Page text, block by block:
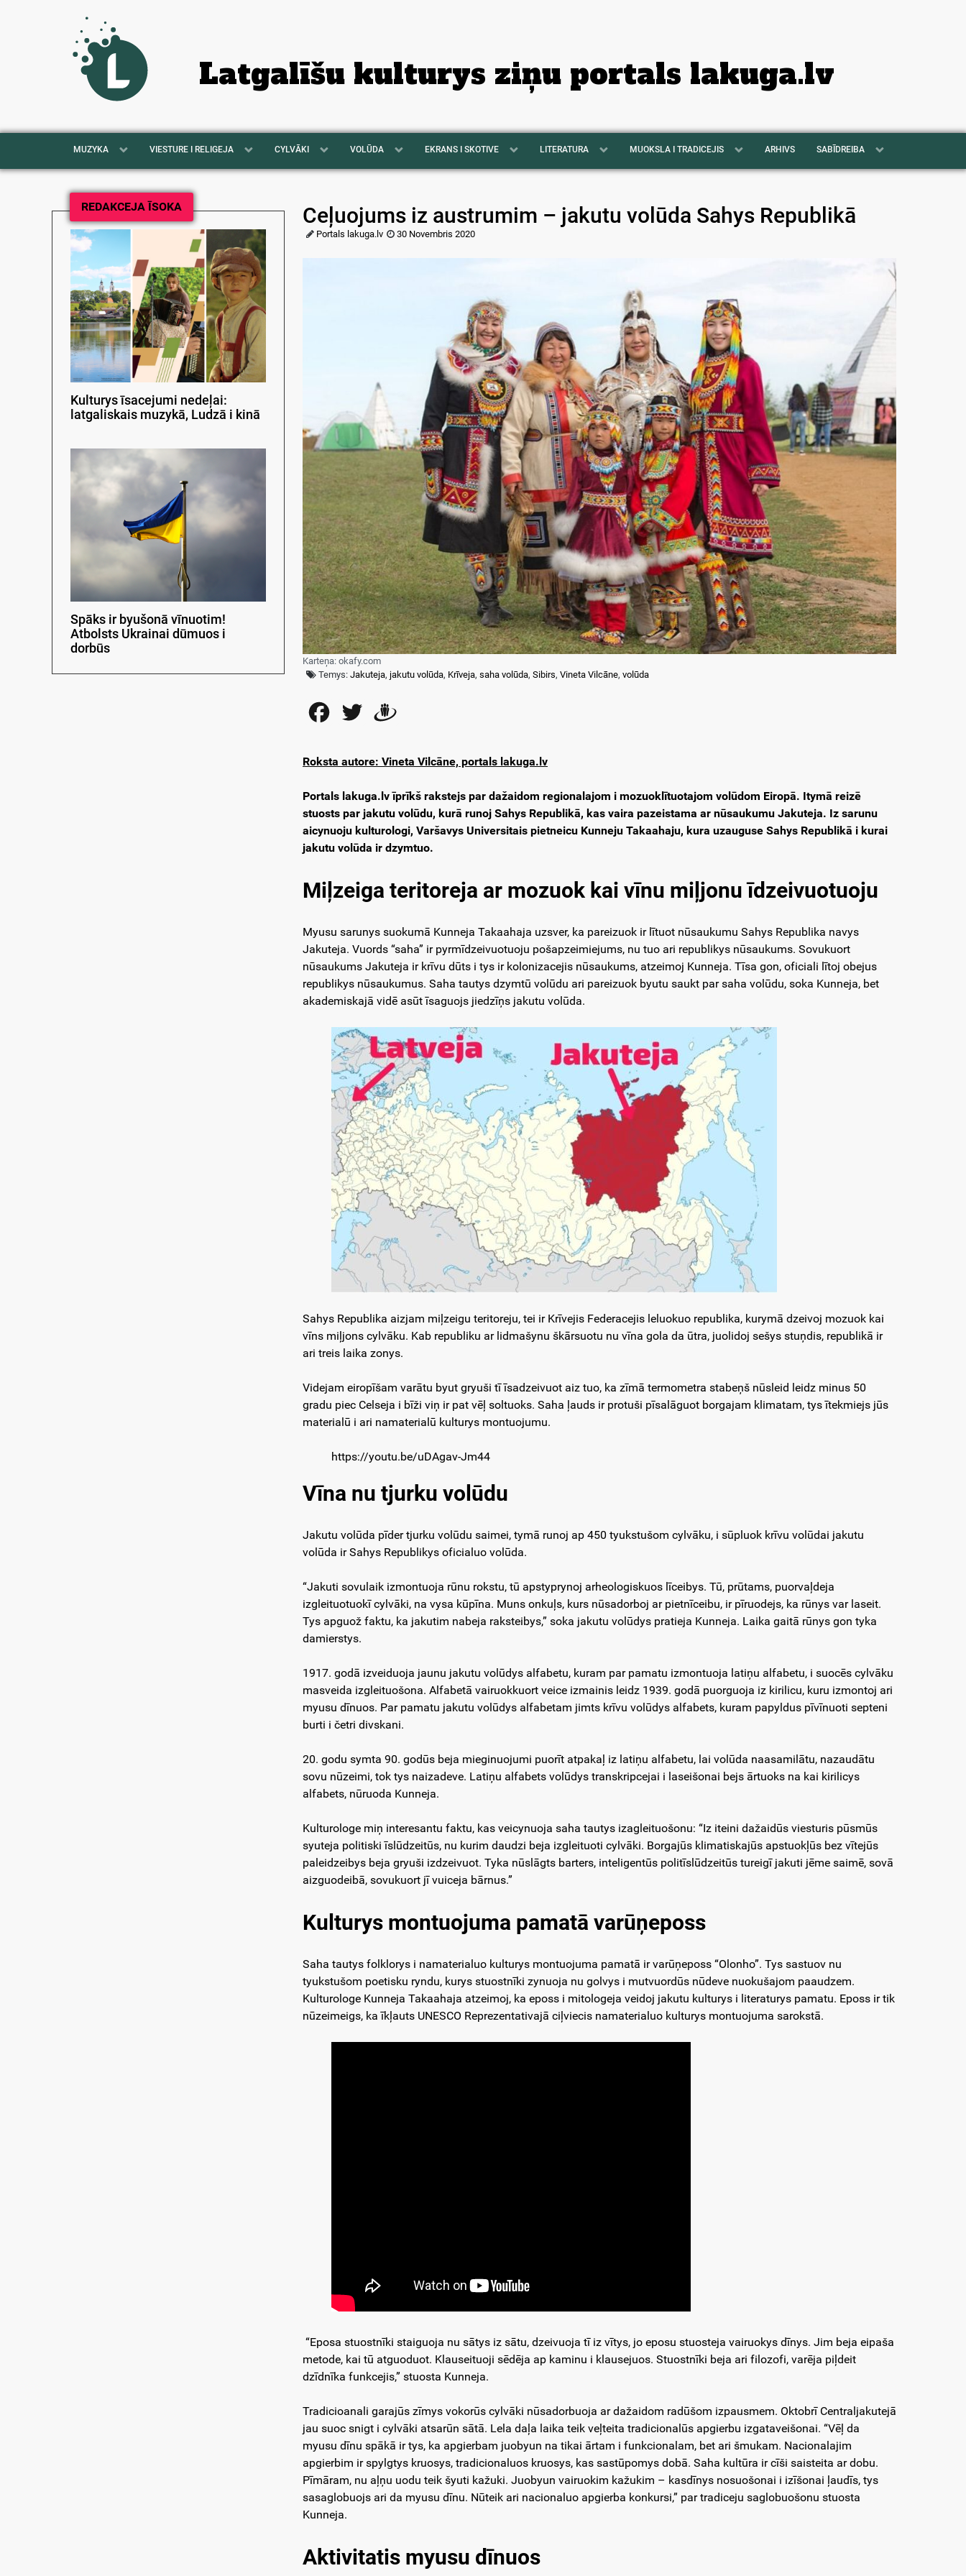
Latgalīšu kulturys ziņu portals lakuga.lv
MUZYKA VIESTURE I RELIGEJA CYLVĀKI VOLŪDA EKRANS I SKOTIVE LITERATURA MUOKSLA I TRADICEJIS ARHIVS SABĪDREIBA
REDAKCEJA ĪSOKA
Kulturys īsacejumi nedeļai:
latgaliskais muzykā, Ludzā i kinā
Spāks ir byušonā vīnuotim!
Atbolsts Ukrainai dūmuos i
dorbūs
Ceļuojums iz austrumim – jakutu volūda Sahys Republikā
Portals lakuga.lv 30 Novembris 2020
Karteņa: okafy.com
Temys: Jakuteja, jakutu volūda, Krīveja, saha volūda, Sibirs, Vineta Vilcāne, volūda
FacebookTwitter
Roksta autore: Vineta Vilcāne, portals lakuga.lv
Portals lakuga.lv īprīkš rakstejs par dažaidom regionalajom i mozuoklītuotajom volūdom Eiropā. Itymā reizē
stuosts par jakutu volūdu, kurā runoj Sahys Republikā, kas vaira pazeistama ar nūsaukumu Jakuteja. Iz sarunu
aicynuoju kulturologi, Varšavys Universitais pietneicu Kunneju Takaahaju, kura uzauguse Sahys Republikā i kurai
jakutu volūda ir dzymtuo.
Miļzeiga teritoreja ar mozuok kai vīnu miļjonu īdzeivuotuoju
Myusu sarunys suokumā Kunneja Takaahaja uzsver, ka pareizuok ir lītuot nūsaukumu Sahys Republika navys
Jakuteja. Vuords “saha” ir pyrmīdzeivuotuoju pošapzeimiejums, nu tuo ari republikys nūsaukums. Sovukuort
nūsaukums Jakuteja ir krīvu dūts i tys ir kolonizacejis nūsaukums, atzeimoj Kunneja. Tīsa gon, oficiali lītoj obejus
republikys nūsaukumus. Saha tautys dzymtū volūdu ari pareizuok byutu saukt par saha volūdu, soka Kunneja, bet
akademiskajā vidē asūt īsaguojs jiedzīņs jakutu volūda.
Sahys Republika aizjam miļzeigu teritoreju, tei ir Krīvejis Federacejis leluokuo republika, kurymā dzeivoj mozuok kai
vīns miļjons cylvāku. Kab republiku ar lidmašynu škārsuotu nu vīna gola da ūtra, juolidoj sešys stuņdis, republikā ir
ari treis laika zonys.
Videjam eiropīšam varātu byut gryuši tī īsadzeivuot aiz tuo, ka zīmā termometra stabeņš nūsleid leidz minus 50
gradu piec Celseja i bīži viņ ir pat vēļ soltuoks. Saha ļauds ir protuši pīsalāguot borgajam klimatam, tys ītekmiejs jūs
materialū i ari namaterialū kulturys montuojumu.
https://youtu.be/uDAgav-Jm44
Vīna nu tjurku volūdu
Jakutu volūda pīder tjurku volūdu saimei, tymā runoj ap 450 tyukstušom cylvāku, i sūpluok krīvu volūdai jakutu
volūda ir Sahys Republikys oficialuo volūda.
“Jakuti sovulaik izmontuoja rūnu rokstu, tū apstyprynoj arheologiskuos līceibys. Tū, prūtams, puorvaļdeja
izgleituotuokī cylvāki, na vysa kūpīna. Muns onkuļs, kurs nūsadorboj ar pietnīceibu, ir pīruodejs, ka rūnys var laseit.
Tys apguož faktu, ka jakutim nabeja raksteibys,” soka jakutu volūdys pratieja Kunneja. Laika gaitā rūnys gon tyka
damierstys.
1917. godā izveiduoja jaunu jakutu volūdys alfabetu, kuram par pamatu izmontuoja latiņu alfabetu, i suocēs cylvāku
masveida izgleituošona. Alfabetā vairuokkuort veice izmainis leidz 1939. godā puorguoja iz kirilicu, kuru izmontoj ari
myusu dīnuos. Par pamatu jakutu volūdys alfabetam jimts krīvu volūdys alfabets, kuram papyldus pīvīnuoti septeni
burti i četri divskani.
20. godu symta 90. godūs beja mieginuojumi puorīt atpakaļ iz latiņu alfabetu, lai volūda naasamilātu, nazaudātu
sovu nūzeimi, tok tys naizadeve. Latiņu alfabets volūdys transkripcejai i laseišonai bejs ārtuoks na kai kirilicys
alfabets, nūruoda Kunneja.
Kulturologe miņ interesantu faktu, kas veicynuoja saha tautys izagleituošonu: “Iz iteini dažaidūs viesturis pūsmūs
syuteja politiski īslūdzeitūs, nu kurim daudzi beja izgleituoti cylvāki. Borgajūs klimatiskajūs apstuokļūs bez vītejūs
paleidzeibys beja gryuši izdzeivuot. Tyka nūslāgts barters, inteligentūs politīslūdzeitūs tureigī jakuti jēme saimē, sovā
aizguodeibā, sovukuort jī vuiceja bārnus.”
Kulturys montuojuma pamatā varūņeposs
Saha tautys folklorys i namaterialuo kulturys montuojuma pamatā ir varūņeposs “Olonho”. Tys sastuov nu
tyukstušom poetisku ryndu, kurys stuostnīki zynuoja nu golvys i mutvuordūs nūdeve nuokušajom paaudzem.
Kulturologe Kunneja Takaahaja atzeimoj, ka eposs i mitologeja veidoj jakutu kulturys i literaturys pamatu. Eposs ir tik
nūzeimeigs, ka īkļauts UNESCO Reprezentativajā ciļviecis namaterialuo kulturys montuojuma sarokstā.
“Eposa stuostnīki staiguoja nu sātys iz sātu, dzeivuoja tī iz vītys, jo eposu stuosteja vairuokys dīnys. Jim beja eipaša
metode, kai tū atguoduot. Klauseituoji sēdēja ap kaminu i klausejuos. Stuostnīki beja ari filozofi, varēja piļdeit
dzīdnīka funkcejis,” stuosta Kunneja.
Tradicioanali garajūs zīmys vokorūs cylvāki nūsadorbuoja ar dažaidom radūšom izpausmem. Oktobrī Centraljakutejā
jau suoc snigt i cylvāki atsarūn sātā. Lela daļa laika teik veļteita tradicionalūs apgierbu izgataveišonai. “Vēļ da
myusu dīnu spākā ir tys, ka apgierbam juobyun na tikai ārtam i funkcionalam, bet ari šmukam. Nacionalajim
apgierbim ir spylgtys kruosys, tradicionaluos kruosys, kas sastūpomys dobā. Saha kultūra ir cīši saisteita ar dobu.
Pīmāram, nu aļņu uodu teik šyuti kažuki. Juobyun vairuokim kažukim – kasdīnys nosuošonai i izīšonai ļaudīs, tys
sasaglobuojs ari da myusu dīnu. Nūteik ari nacionaluo apgierba konkursi,” par tradiceju saglobuošonu stuosta
Kunneja.
Aktivitatis myusu dīnuos